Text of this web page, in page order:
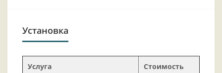
Установка
Услуга Стоимость